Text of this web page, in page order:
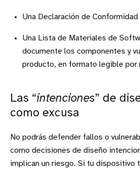
Una Declaración de
Una Lista de Materiales de
documente los componentes y
producto, en formato legible por
Las “intenciones” de
como excusa
No podrás defender fallos o
como decisiones de diseño
implican un riesgo. Si tu dispositivo